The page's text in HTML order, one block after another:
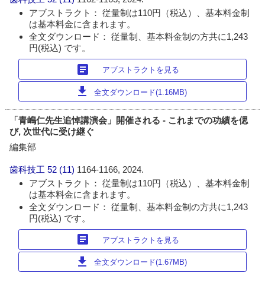
アブストラクト： 従量制は110円（税込）、基本料金制
は基本料金に含まれます。
全文ダウンロード： 従量制、基本料金制の方共に1,243
円(税込) です。
article アブストラクトを見る
download 全文ダウンロード(1.16MB)
「青嶋仁先生追悼講演会」開催される - これまでの功績を偲
び, 次世代に受け継ぐ
編集部
歯科技工 52 (11) 1164-1166, 2024.
アブストラクト： 従量制は110円（税込）、基本料金制
は基本料金に含まれます。
全文ダウンロード： 従量制、基本料金制の方共に1,243
円(税込) です。
article アブストラクトを見る
download 全文ダウンロード(1.67MB)